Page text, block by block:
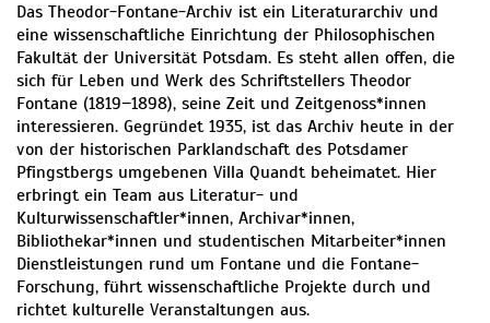
Das Theodor-Fontane-Archiv ist ein Literaturarchiv und
eine wissenschaftliche Einrichtung der Philosophischen
Fakultät der Universität Potsdam. Es steht allen offen, die
sich für Leben und Werk des Schriftstellers Theodor
Fontane (1819−1898), seine Zeit und Zeitgenoss*innen
interessieren. Gegründet 1935, ist das Archiv heute in der
von der historischen Parklandschaft des Potsdamer
Pfingstbergs umgebenen Villa Quandt beheimatet. Hier
erbringt ein Team aus Literatur- und
Kulturwissenschaftler*innen, Archivar*innen,
Bibliothekar*innen und studentischen Mitarbeiter*innen
Dienstleistungen rund um Fontane und die Fontane-
Forschung, führt wissenschaftliche Projekte durch und
richtet kulturelle Veranstaltungen aus.